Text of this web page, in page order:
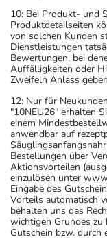
10: Bei Produkt- und
Produktdetailseiten
von solchen Kunden
Dienstleistungen
Bewertungen, bei
Auffälligkeiten oder
Zweifeln Anlass
12: Nur für
"10NEU26" erhalten
einem
anwendbar auf
Bestellungen über
Aktionsvorteilen
einzulösen unter
Eingabe des
Vorteils automatisch
behalten uns das
wichtigen Grundes zu
Gutschein bzw. durch